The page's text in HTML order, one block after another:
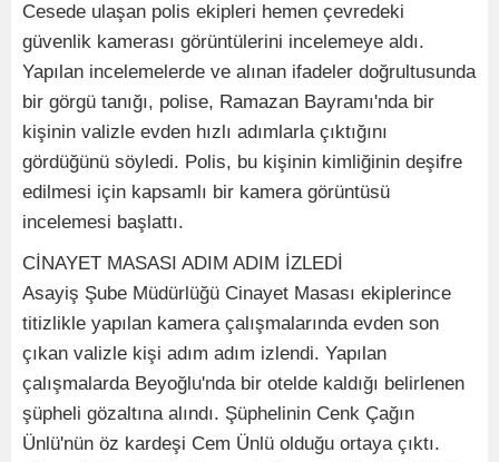
Cesede ulaşan polis ekipleri hemen çevredeki
güvenlik kamerası görüntülerini incelemeye aldı.
Yapılan incelemelerde ve alınan ifadeler doğrultusunda
bir görgü tanığı, polise, Ramazan Bayramı'nda bir
kişinin valizle evden hızlı adımlarla çıktığını
gördüğünü söyledi. Polis, bu kişinin kimliğinin deşifre
edilmesi için kapsamlı bir kamera görüntüsü
incelemesi başlattı.
CİNAYET MASASI ADIM ADIM İZLEDİ
Asayiş Şube Müdürlüğü Cinayet Masası ekiplerince
titizlikle yapılan kamera çalışmalarında evden son
çıkan valizle kişi adım adım izlendi. Yapılan
çalışmalarda Beyoğlu'nda bir otelde kaldığı belirlenen
şüpheli gözaltına alındı. Şüphelinin Cenk Çağın
Ünlü'nün öz kardeşi Cem Ünlü olduğu ortaya çıktı.